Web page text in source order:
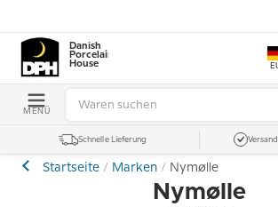
Danish
Porcelain
House
MENÜ
Schnelle Lieferung
Startseite Marken Nymølle
Nymølle